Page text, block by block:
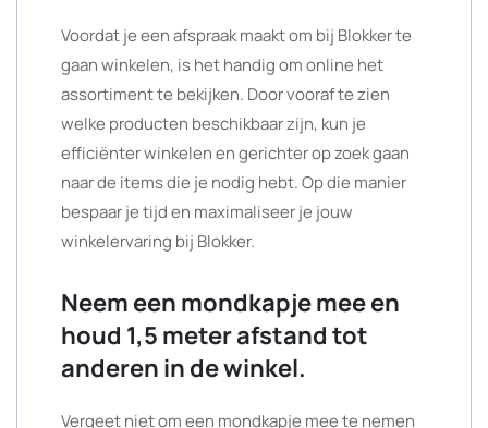
Voordat je een afspraak maakt om bij Blokker te
gaan winkelen, is het handig om online het
assortiment te bekijken. Door vooraf te zien
welke producten beschikbaar zijn, kun je
efficiënter winkelen en gerichter op zoek gaan
naar de items die je nodig hebt. Op die manier
bespaar je tijd en maximaliseer je jouw
winkelervaring bij Blokker.
Neem een mondkapje mee en
houd 1,5 meter afstand tot
anderen in de winkel.
Vergeet niet om een mondkapje mee te nemen